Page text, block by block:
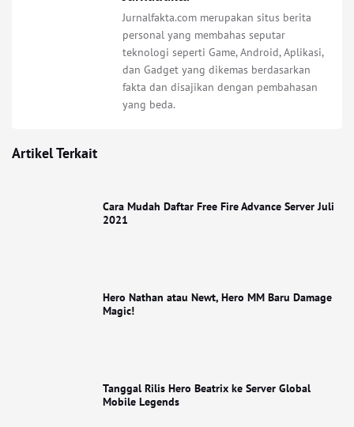
Jurnalfakta.com merupakan situs berita
personal yang membahas seputar
teknologi seperti Game, Android, Aplikasi,
dan Gadget yang dikemas berdasarkan
fakta dan disajikan dengan pembahasan
yang beda.
Artikel Terkait
Cara Mudah Daftar Free Fire Advance Server Juli
2021
Hero Nathan atau Newt, Hero MM Baru Damage
Magic!
Tanggal Rilis Hero Beatrix ke Server Global
Mobile Legends